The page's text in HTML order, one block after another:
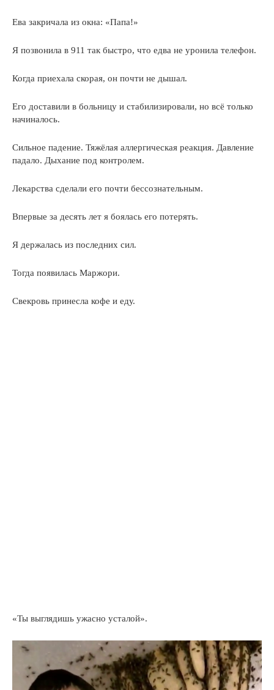
Ева закричала из окна: «Папа!»
Я позвонила в 911 так быстро, что едва не уронила телефон.
Когда приехала скорая, он почти не дышал.
Его доставили в больницу и стабилизировали, но всё только
начиналось.
Сильное падение. Тяжёлая аллергическая реакция. Давление
падало. Дыхание под контролем.
Лекарства сделали его почти бессознательным.
Впервые за десять лет я боялась его потерять.
Я держалась из последних сил.
Тогда появилась Маржори.
Свекровь принесла кофе и еду.
«Ты выглядишь ужасно усталой».